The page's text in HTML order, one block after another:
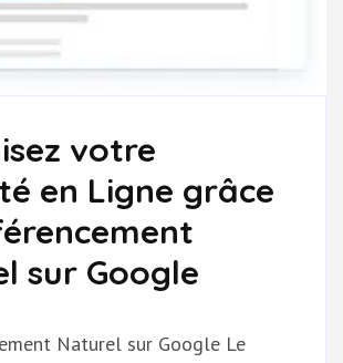
votre
en Ligne grâce
sur Google
Naturel sur Google Le